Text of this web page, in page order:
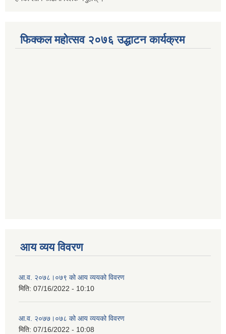
फिक्कल महोत्सव २०७६ उद्धाटन कार्यक्रम
आय व्यय विवरण
आ.व. २०७८।०७९ को आय व्ययको विवरण
मिति: 07/16/2022 - 10:10
आ.व. २०७७।०७८ को आय व्ययको विवरण
मिति: 07/16/2022 - 10:08